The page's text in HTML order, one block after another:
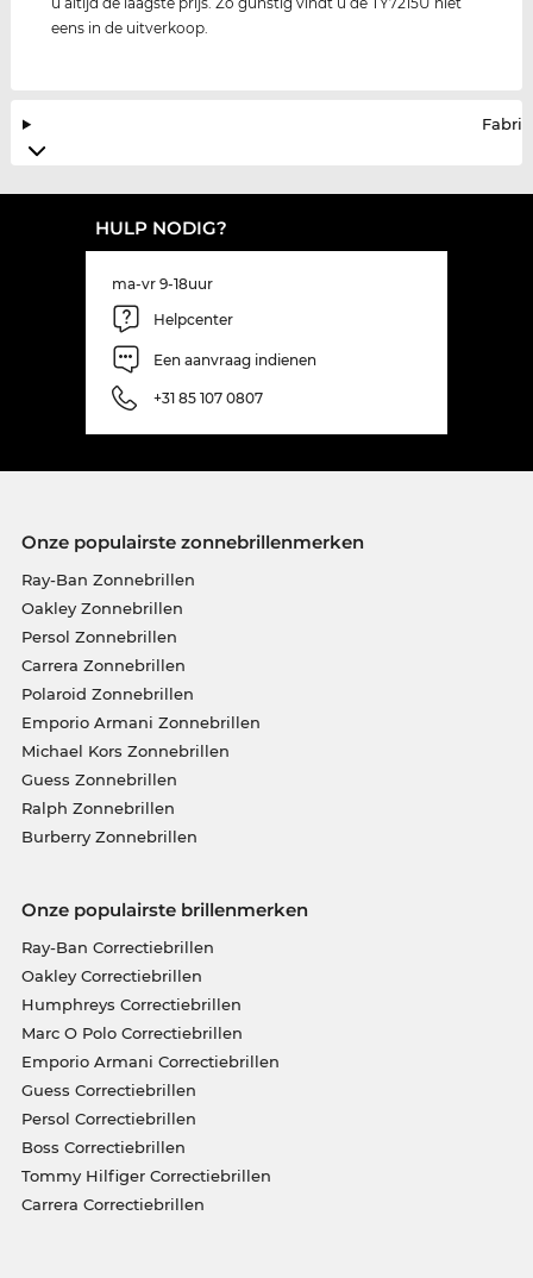
eens in de uitverkoop.
HULP NODIG?
ma-vr 9-18uur
Helpcenter
Een aanvraag indienen
+31 85 107 0807
Onze populairste zonnebrillenmerken
Ray-Ban Zonnebrillen
Oakley Zonnebrillen
Persol Zonnebrillen
Carrera Zonnebrillen
Polaroid Zonnebrillen
Emporio Armani Zonnebrillen
Michael Kors Zonnebrillen
Guess Zonnebrillen
Ralph Zonnebrillen
Burberry Zonnebrillen
Onze populairste brillenmerken
Ray-Ban Correctiebrillen
Oakley Correctiebrillen
Humphreys Correctiebrillen
Marc O Polo Correctiebrillen
Emporio Armani Correctiebrillen
Guess Correctiebrillen
Persol Correctiebrillen
Boss Correctiebrillen
Tommy Hilfiger Correctiebrillen
Carrera Correctiebrillen